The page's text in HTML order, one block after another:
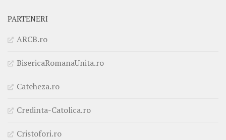
PARTENERI
ARCB.ro
BisericaRomanaUnita.ro
Cateheza.ro
Credinta-Catolica.ro
Cristofori.ro